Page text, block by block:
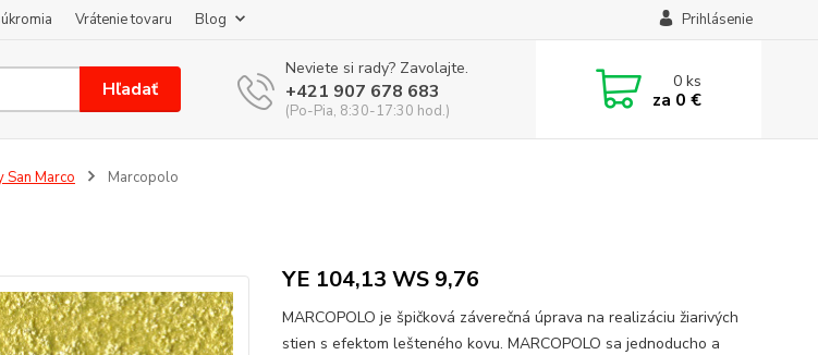
Vrátenie tovaru Blog Prihlásenie
Hľadať
Neviete si rady? Zavolajte.
+421 907 678 683
(Po-Pia, 8:30-17:30 hod.)
0ks
za 0 €
San Marco Marcopolo
YE 104,13 WS 9,76
MARCOPOLO je špičková záverečná úprava na realizáciu žiarivých
stien s efektom lešteného kovu. MARCOPOLO sa jednoducho a